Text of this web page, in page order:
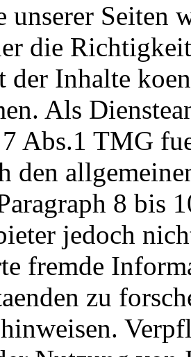
unserer Seiten
die
der Inhalte
Als
Abs.1 TMG
den
8 bis
jedoch
fremde
zu